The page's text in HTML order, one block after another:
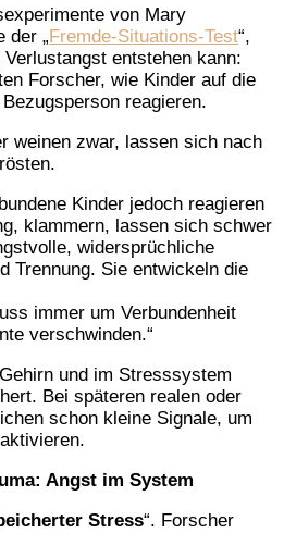
von Mary
der „Fremde-Situations-Test“,
entstehen kann:
Forscher, wie Kinder auf die
reagieren.
weinen zwar, lassen sich nach
Kinder jedoch reagieren
klammern, lassen sich schwer
widersprüchliche
Trennung. Sie entwickeln die
immer um Verbundenheit
verschwinden.“
und im Stresssystem
Bei späteren realen oder
schon kleine Signale, um
Angst im System
Stress“. Forscher